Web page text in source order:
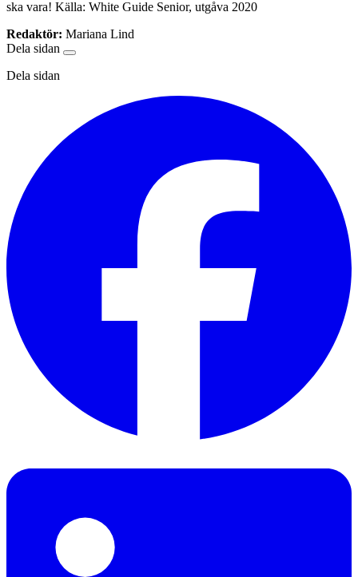
ska vara! Källa: White Guide Senior, utgåva 2020
Redaktör: Mariana Lind
Dela sidan
Dela sidan